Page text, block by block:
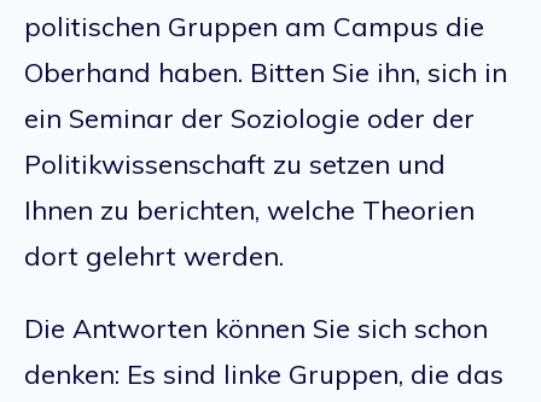
politischen Gruppen am Campus die
Oberhand haben. Bitten Sie ihn, sich in
ein Seminar der Soziologie oder der
Politikwissenschaft zu setzen und
Ihnen zu berichten, welche Theorien
dort gelehrt werden.
Die Antworten können Sie sich schon
denken: Es sind linke Gruppen, die das